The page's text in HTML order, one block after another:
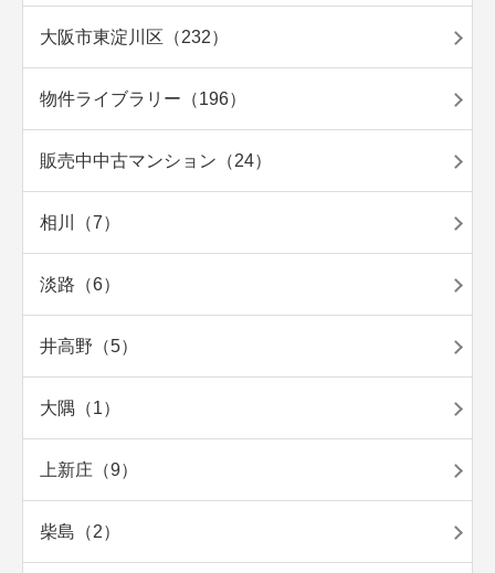
大阪市東淀川区（232）
物件ライブラリー（196）
販売中中古マンション（24）
相川（7）
淡路（6）
井高野（5）
大隅（1）
上新庄（9）
柴島（2）